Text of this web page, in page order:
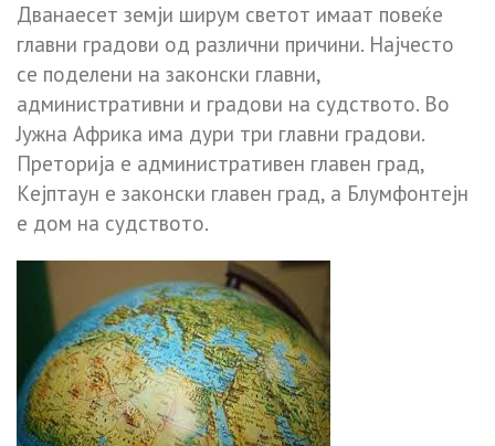
Дванаесет земји ширум светот имаат повеќе
главни градови од различни причини. Најчесто
се поделени на законски главни,
административни и градови на судството. Во
Jyжна Африка има дури три главни градови.
Пpeторија е административен главен град,
Кejптаyн е законски главен град, а Блyмфонтejн
е дом на судството.